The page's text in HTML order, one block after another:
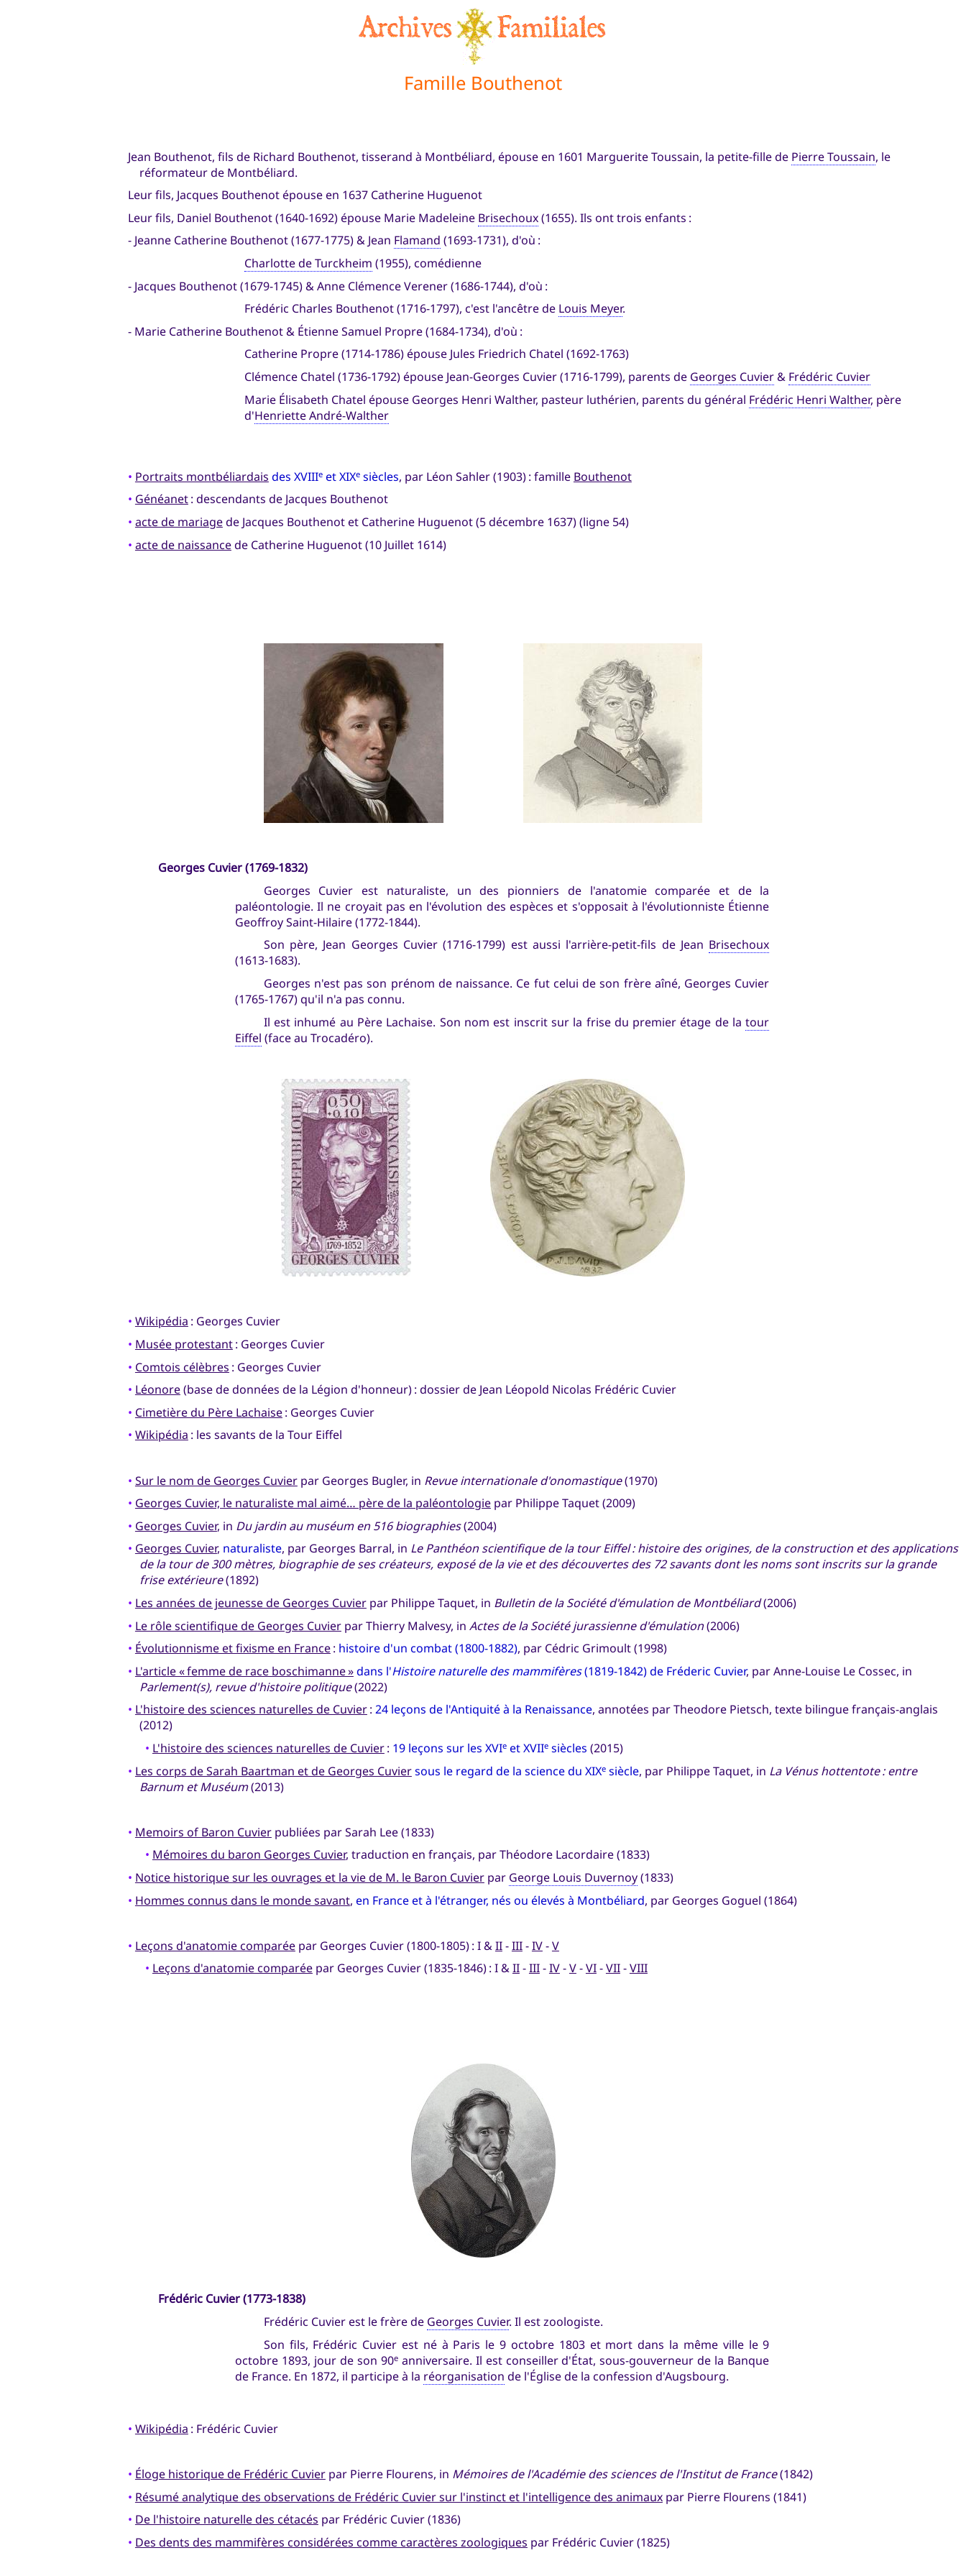
Famille Bouthenot
Jean Bouthenot, fils de Richard Bouthenot, tisserand à Montbéliard, épouse en 1601 Marguerite Toussain, la petite-fille de Pierre Toussain, le
réformateur de Montbéliard.
Leur fils, Jacques Bouthenot épouse en 1637 Catherine Huguenot
Leur fils, Daniel Bouthenot (1640-1692) épouse Marie Madeleine Brisechoux(1655). Ils ont trois enfants :
- Jeanne Catherine Bouthenot (1677-1775) & Jean Flamand (1693-1731), d'où :
Charlotte de Turckheim (1955), comédienne
- Jacques Bouthenot (1679-1745) & Anne Clémence Verener (1686-1744), d'où :
Frédéric Charles Bouthenot (1716-1797), c'est l'ancêtre de Louis Meyer.
- Marie Catherine Bouthenot & Étienne Samuel Propre (1684-1734), d'où :
Catherine Propre (1714-1786) épouse Jules Friedrich Chatel (1692-1763)
Clémence Chatel (1736-1792) épouse Jean-Georges Cuvier (1716-1799), parents de Georges Cuvier& Frédéric Cuvier
Marie Élisabeth Chatel épouse Georges Henri Walther, pasteur luthérien, parents du général Frédéric Henri Walther, père
d'Henriette André-Walther
• Portraits montbéliardais des XVIIIeet XIXesiècles, par Léon Sahler (1903) : famille Bouthenot
• Généanet: descendants de Jacques Bouthenot
• acte de mariagede Jacques Bouthenot et Catherine Huguenot (5 décembre 1637) (ligne 54)
• acte de naissancede Catherine Huguenot (10 Juillet 1614)
Georges Cuvier (1769-1832)
Georges Cuvier est naturaliste, un des pionniers de l'anatomie comparée et de la
paléontologie. Il ne croyait pas en l'évolution des espèces et s'opposait à l'évolutionniste Étienne
Geoffroy Saint-Hilaire (1772-1844).
Son père, Jean Georges Cuvier (1716-1799) est aussi l'arrière-petit-fils de Jean Brisechoux
(1613-1683).
Georges n'est pas son prénom de naissance. Ce fut celui de son frère aîné, Georges Cuvier
(1765-1767) qu'il n'a pas connu.
Il est inhumé au Père Lachaise. Son nom est inscrit sur la frise du premier étage de latour
Eiffel (face au Trocadéro).
• Wikipédia : Georges Cuvier
• Musée protestant: Georges Cuvier
• Comtois célèbres : Georges Cuvier
• Léonore(base de données de la Légion d'honneur) : dossier de Jean Léopold Nicolas Frédéric Cuvier
• Cimetière du Père Lachaise: Georges Cuvier
• Wikipédia : les savants de la Tour Eiffel
• Sur le nom de Georges Cuvierpar Georges Bugler, in Revue internationale d'onomastique(1970)
• Georges Cuvier, le naturaliste mal aimé… père de la paléontologiepar Philippe Taquet (2009)
• Georges Cuvier, in Du jardin au muséum en 516 biographies(2004)
• Georges Cuvier, naturaliste, par Georges Barral, in Le Panthéon scientifique de la tour Eiffel : histoire des origines, de la construction et des applications
de la tour de 300 mètres, biographie de ses créateurs, exposé de la vie et des découvertes des 72 savants dont les noms sont inscrits sur la grande
frise extérieure(1892)
• Les années de jeunesse de Georges Cuvierpar Philippe Taquet, in Bulletin de la Société d'émulation de Montbéliard(2006)
• Le rôle scientifique de Georges Cuvierpar Thierry Malvesy, in Actes de la Société jurassienne d'émulation(2006)
• Évolutionnisme et fixisme en France: histoire d'un combat (1800-1882), par Cédric Grimoult (1998)
• L'article « femme de race boschimanne »dans l'Histoire naturelle des mammifères(1819-1842) de Fréderic Cuvier, par Anne-Louise Le Cossec, in
Parlement(s), revue d'histoire politique(2022)
• L'histoire des sciences naturelles de Cuvier: 24 leçons de l'Antiquité à la Renaissance, annotées par Theodore Pietsch, texte bilingue français-anglais
(2012)
• L'histoire des sciences naturelles de Cuvier: 19 leçons sur les XVIeet XVIIesiècles (2015)
• Les corps de Sarah Baartman et de Georges Cuviersous le regard de la science du XIXesiècle, par Philippe Taquet, in La Vénus hottentote : entre
Barnum et Muséum(2013)
• Memoirs of Baron Cuvierpubliées par Sarah Lee (1833)
• Mémoires du baron Georges Cuvier, traduction en français, par Théodore Lacordaire (1833)
• Notice historique sur les ouvrages et la vie de M. le Baron Cuvierpar George Louis Duvernoy(1833)
• Hommes connus dans le monde savant, en France et à l'étranger, nés ou élevés à Montbéliard, par Georges Goguel (1864)
• Leçons d'anatomie comparéepar Georges Cuvier (1800-1805) : I &II-III-IV-V
• Leçons d'anatomie comparéepar Georges Cuvier (1835-1846) : I &II-III-IV-V-VI-VII-VIII
Frédéric Cuvier (1773-1838)
Frédéric Cuvier est le frère de Georges Cuvier. Il est zoologiste.
Son fils, Frédéric Cuvier est né à Paris le 9 octobre 1803 et mort dans la même ville le 9
octobre 1893, jour de son 90eanniversaire. Il est conseiller d'État, sous-gouverneur de la Banque
de France. En 1872, il participe à la réorganisation de l'Église de la confession d'Augsbourg.
• Wikipédia : Frédéric Cuvier
• Éloge historique de Frédéric Cuvierpar Pierre Flourens, in Mémoires de l'Académie des sciences de l'Institut de France(1842)
• Résumé analytique des observations de Frédéric Cuvier sur l'instinct et l'intelligence des animauxpar Pierre Flourens (1841)
• De l'histoire naturelle des cétacés par Frédéric Cuvier (1836)
• Des dents des mammifères considérées comme caractères zoologiques par Frédéric Cuvier (1825)